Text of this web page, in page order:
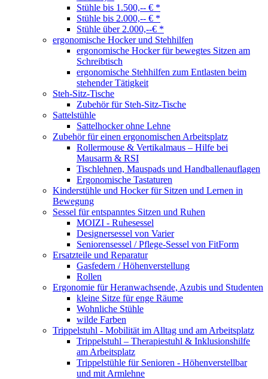
Stühle bis 1.500,-- € *
Stühle bis 2.000,-- € *
Stühle über 2.000,--€ *
ergonomische Hocker und Stehhilfen
ergonomische Hocker für bewegtes Sitzen am
Schreibtisch
ergonomische Stehhilfen zum Entlasten beim
stehender Tätigkeit
Steh-Sitz-Tische
Zubehör für Steh-Sitz-Tische
Sattelstühle
Sattelhocker ohne Lehne
Zubehör für einen ergonomischen Arbeitsplatz
Rollermouse & Vertikalmaus – Hilfe bei
Mausarm & RSI
Tischlehnen, Mauspads und Handballenauflagen
Ergonomische Tastaturen
Kinderstühle und Hocker für Sitzen und Lernen in
Bewegung
Sessel für entspanntes Sitzen und Ruhen
MOIZI - Ruhesessel
Designersessel von Varier
Seniorensessel / Pflege-Sessel von FitForm
Ersatzteile und Reparatur
Gasfedern / Höhenverstellung
Rollen
Ergonomie für Heranwachsende, Azubis und Studenten
kleine Sitze für enge Räume
Wohnliche Stühle
wilde Farben
Trippelstuhl - Mobilität im Alltag und am Arbeitsplatz
Trippelstuhl – Therapiestuhl & Inklusionshilfe
am Arbeitsplatz
Trippelstühle für Senioren - Höhenverstellbar
und mit Armlehne